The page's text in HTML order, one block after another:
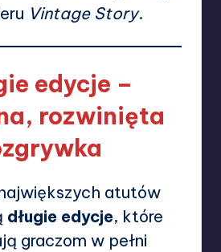
Vintage Story.
edycje –
rozwinięta
atutów
długie edycje, które
graczom w pełni